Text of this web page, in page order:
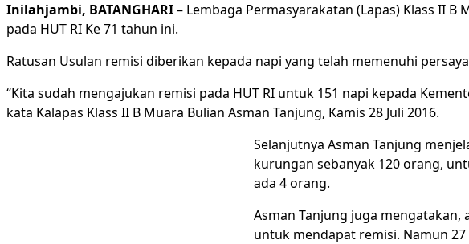
Inilahjambi, BATANGHARI– Lembaga Permasyarakatan (Lapas) Klass II
pada HUT RI Ke 71 tahun ini.
Ratusan Usulan remisi diberikan kepada napi yang telah memenuhi
“Kita sudah mengajukan remisi pada HUT RI untuk 151 napi kepada
kata Kalapas Klass II B Muara Bulian Asman Tanjung, Kamis 28 Juli 2016.
Selanjutnya Asman Tanjung
kurungan sebanyak 120 orang,
ada 4 orang.
Asman Tanjung juga mengatakan,
untuk mendapat remisi. Namun